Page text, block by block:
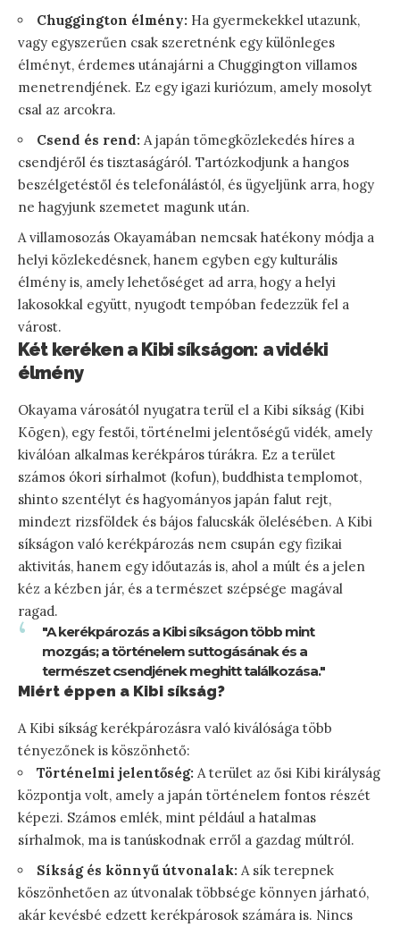
Chuggington élmény: Ha gyermekekkel utazunk,
vagy egyszerűen csak szeretnénk egy különleges
élményt, érdemes utánajárni a Chuggington villamos
menetrendjének. Ez egy igazi kuriózum, amely mosolyt
csal az arcokra.
Csend és rend: A japán tömegközlekedés híres a
csendjéről és tisztaságáról. Tartózkodjunk a hangos
beszélgetéstől és telefonálástól, és ügyeljünk arra, hogy
ne hagyjunk szemetet magunk után.
A villamosozás Okayamában nemcsak hatékony módja a
helyi közlekedésnek, hanem egyben egy kulturális
élmény is, amely lehetőséget ad arra, hogy a helyi
lakosokkal együtt, nyugodt tempóban fedezzük fel a
várost.
Két keréken a Kibi síkságon: a vidéki
élmény
Okayama városától nyugatra terül el a Kibi síkság (Kibi
Kōgen), egy festői, történelmi jelentőségű vidék, amely
kiválóan alkalmas kerékpáros túrákra. Ez a terület
számos ókori sírhalmot (kofun), buddhista templomot,
shinto szentélyt és hagyományos japán falut rejt,
mindezt rizsföldek és bájos falucskák ölelésében. A Kibi
síkságon való kerékpározás nem csupán egy fizikai
aktivitás, hanem egy időutazás is, ahol a múlt és a jelen
kéz a kézben jár, és a természet szépsége magával
ragad.
"A kerékpározás a Kibi síkságon több mint
mozgás; a történelem suttogásának és a
természet csendjének meghitt találkozása."
Miért éppen a Kibi síkság?
A Kibi síkság kerékpározásra való kiválósága több
tényezőnek is köszönhető:
Történelmi jelentőség: A terület az ősi Kibi királyság
központja volt, amely a japán történelem fontos részét
képezi. Számos emlék, mint például a hatalmas
sírhalmok, ma is tanúskodnak erről a gazdag múltról.
Síkság és könnyű útvonalak: A sík terepnek
köszönhetően az útvonalak többsége könnyen járható,
akár kevésbé edzett kerékpárosok számára is. Nincs